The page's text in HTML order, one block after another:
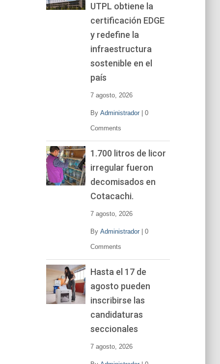
UTPL obtiene la
certificación EDGE
y redefine la
infraestructura
sostenible en el
país
7 agosto, 2026
By Administrador| 0
Comments
1.700 litros de licor
irregular fueron
decomisados en
Cotacachi.
7 agosto, 2026
By Administrador| 0
Comments
Hasta el 17 de
agosto pueden
inscribirse las
candidaturas
seccionales
7 agosto, 2026